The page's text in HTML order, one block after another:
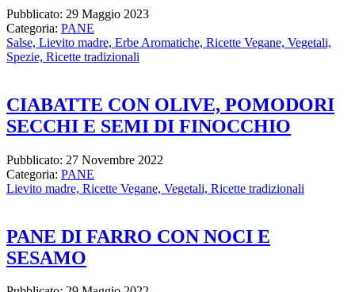
Pubblicato: 29 Maggio 2023
Categoria: PANE
Salse, Lievito madre, Erbe Aromatiche, Ricette Vegane, Vegetali,
Spezie, Ricette tradizionali
CIABATTE CON OLIVE, POMODORI
SECCHI E SEMI DI FINOCCHIO
Pubblicato: 27 Novembre 2022
Categoria: PANE
Lievito madre, Ricette Vegane, Vegetali, Ricette tradizionali
PANE DI FARRO CON NOCI E
SESAMO